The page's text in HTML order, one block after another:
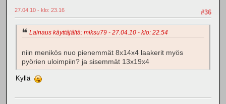
#36
27.04.10 - klo: 23.16
Lainaus käyttäjältä: miksu79 - 27.04.10 - klo: 22.54
niin menikös nuo pienemmät 8x14x4 laakerit myös
pyörien uloimpiin? ja sisemmät 13x19x4
Kyllä